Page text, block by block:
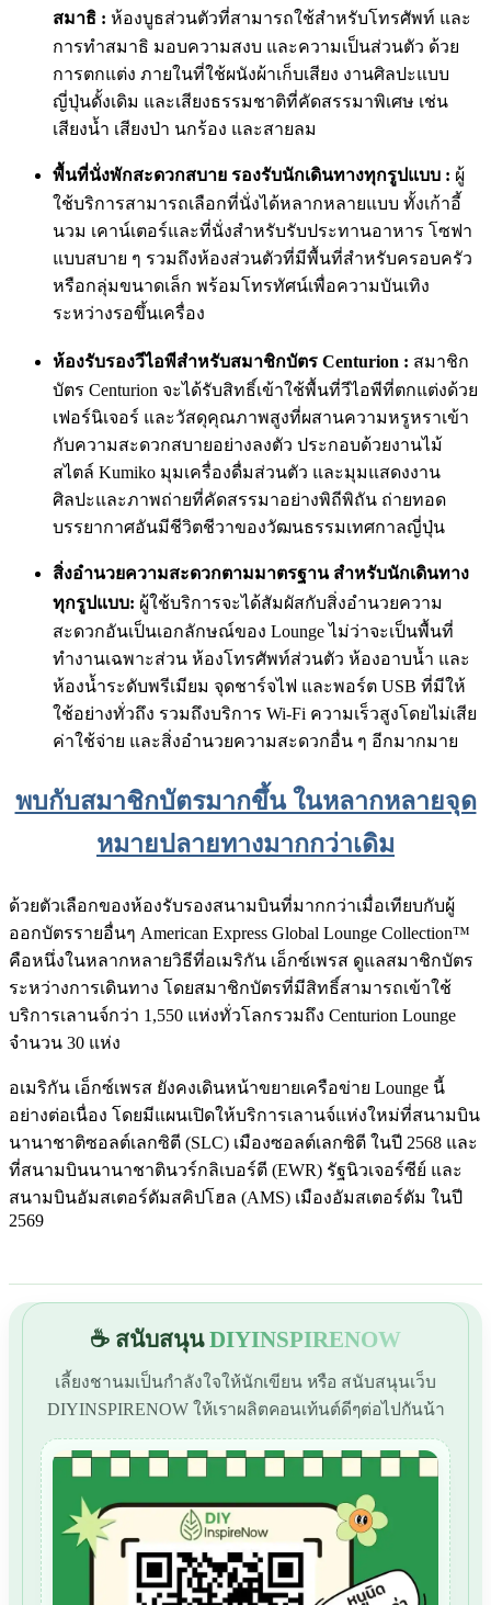
สมาธิ : ห้องบูธส่วนตัวที่สามารถใช้สำหรับโทรศัพท์ และ
การทำสมาธิ มอบความสงบ และความเป็นส่วนตัว ด้วย
การตกแต่ง ภายในที่ใช้ผนังผ้าเก็บเสียง งานศิลปะแบบ
ญี่ปุ่นดั้งเดิม และเสียงธรรมชาติที่คัดสรรมาพิเศษ เช่น
เสียงน้ำ เสียงป่า นกร้อง และสายลม
พื้นที่นั่งพักสะดวกสบาย รองรับนักเดินทางทุกรูปแบบ : ผู้
ใช้บริการสามารถเลือกที่นั่งได้หลากหลายแบบ ทั้งเก้าอี้
นวม เคาน์เตอร์และที่นั่งสำหรับรับประทานอาหาร โซฟา
แบบสบาย ๆ รวมถึงห้องส่วนตัวที่มีพื้นที่สำหรับครอบครัว
หรือกลุ่มขนาดเล็ก พร้อมโทรทัศน์เพื่อความบันเทิง
ระหว่างรอขึ้นเครื่อง
ห้องรับรองวีไอพีสำหรับสมาชิกบัตร Centurion : สมาชิก
บัตร Centurion จะได้รับสิทธิ์เข้าใช้พื้นที่วีไอพีที่ตกแต่งด้วย
เฟอร์นิเจอร์ และวัสดุคุณภาพสูงที่ผสานความหรูหราเข้า
กับความสะดวกสบายอย่างลงตัว ประกอบด้วยงานไม้
สไตล์ Kumiko มุมเครื่องดื่มส่วนตัว และมุมแสดงงาน
ศิลปะและภาพถ่ายที่คัดสรรมาอย่างพิถีพิถัน ถ่ายทอด
บรรยากาศอันมีชีวิตชีวาของวัฒนธรรมเทศกาลญี่ปุ่น
สิ่งอำนวยความสะดวกตามมาตรฐาน สำหรับนักเดินทาง
ทุกรูปแบบ: ผู้ใช้บริการจะได้สัมผัสกับสิ่งอำนวยความ
สะดวกอันเป็นเอกลักษณ์ของ Lounge ไม่ว่าจะเป็นพื้นที่
ทำงานเฉพาะส่วน ห้องโทรศัพท์ส่วนตัว ห้องอาบน้ำ และ
ห้องน้ำระดับพรีเมียม จุดชาร์จไฟ และพอร์ต USB ที่มีให้
ใช้อย่างทั่วถึง รวมถึงบริการ Wi-Fi ความเร็วสูงโดยไม่เสีย
ค่าใช้จ่าย และสิ่งอำนวยความสะดวกอื่น ๆ อีกมากมาย
พบกับสมาชิกบัตรมากขึ้น ในหลากหลายจุด
หมายปลายทางมากกว่าเดิม
ด้วยตัวเลือกของห้องรับรองสนามบินที่มากกว่าเมื่อเทียบกับผู้
ออกบัตรรายอื่นๆ American Express Global Lounge Collection™
คือหนึ่งในหลากหลายวิธีที่อเมริกัน เอ็กซ์เพรส ดูแลสมาชิกบัตร
ระหว่างการเดินทาง โดยสมาชิกบัตรที่มีสิทธิ์สามารถเข้าใช้
บริการเลานจ์กว่า 1,550 แห่งทั่วโลกรวมถึง Centurion Lounge
จำนวน 30 แห่ง
อเมริกัน เอ็กซ์เพรส ยังคงเดินหน้าขยายเครือข่าย Lounge นี้
อย่างต่อเนื่อง โดยมีแผนเปิดให้บริการเลานจ์แห่งใหม่ที่สนามบิน
นานาชาติซอลต์เลกซิตี (SLC) เมืองซอลต์เลกซิตี ในปี 2568 และ
ที่สนามบินนานาชาตินวร์กลิเบอร์ตี (EWR) รัฐนิวเจอร์ซีย์ และ
สนามบินอัมสเตอร์ดัมสคิปโฮล (AMS) เมืองอัมสเตอร์ดัม ในปี
2569
☕ สนับสนุนDIYINSPIRENOW
เลี้ยงชานมเป็นกำลังใจให้นักเขียน หรือ สนับสนุนเว็บ
DIYINSPIRENOW ให้เราผลิตคอนเท้นต์ดีๆต่อไปกันน้า